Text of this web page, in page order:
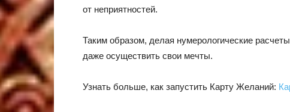
от неприятностей.
Таким образом, делая нумерологические
даже осуществить свои мечты.
Узнать больше, как запустить Карту Желаний: